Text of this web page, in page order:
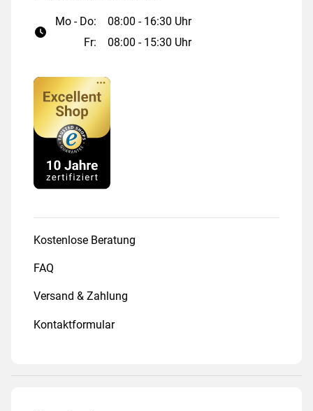
Mo - Do:
08:00 - 16:30 Uhr
Fr:
08:00 - 15:30 Uhr
Kostenlose Beratung
FAQ
Versand & Zahlung
Kontaktformular